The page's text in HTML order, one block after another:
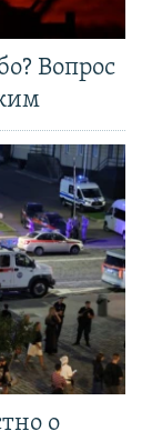
Вопрос
о